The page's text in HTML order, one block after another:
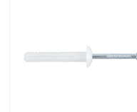
Ancoras para parede